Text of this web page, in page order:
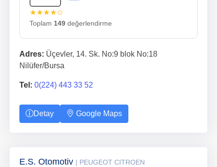
★★★★✩
Toplam 149 değerlendirme
Adres: Üçevler, 14. Sk. No:9 blok No:18
Nilüfer/Bursa
Tel: 0(224) 443 33 52
Detay Google Maps
E.S. Otomotiv | PEUGEOT CITROEN